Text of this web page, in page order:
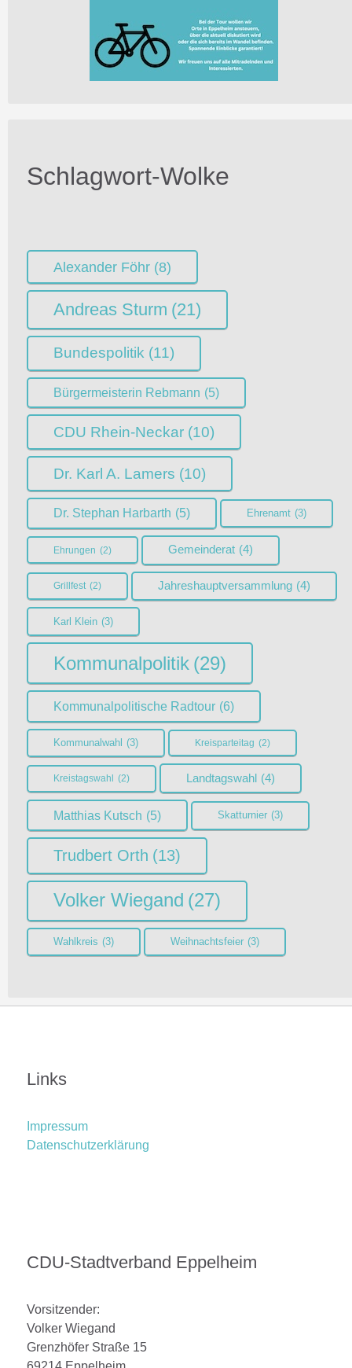
Schlagwort-Wolke
Alexander Föhr (8)
Andreas Sturm (21)
Bundespolitik (11)
Bürgermeisterin Rebmann (5)
CDU Rhein-Neckar (10)
Dr. Karl A. Lamers (10)
Dr. Stephan Harbarth (5) Ehrenamt (3)
Ehrungen (2) Gemeinderat (4)
Grillfest (2) Jahreshauptversammlung (4)
Karl Klein (3)
Kommunalpolitik (29)
Kommunalpolitische Radtour (6)
Kommunalwahl (3) Kreisparteitag (2)
Kreistagswahl (2) Landtagswahl (4)
Matthias Kutsch (5) Skatturnier (3)
Trudbert Orth (13)
Volker Wiegand (27)
Wahlkreis (3) Weihnachtsfeier (3)
Links
Impressum
Datenschutzerklärung
CDU-Stadtverband Eppelheim
Vorsitzender:
Volker Wiegand
Grenzhöfer Straße 15